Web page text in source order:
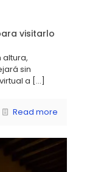
visitarlo
altura,
sin
a […]
Read more